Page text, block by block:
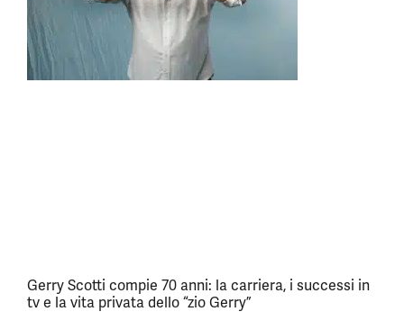
Gerry Scotti compie 70 anni: la carriera, i successi in
tv e la vita privata dello “zio Gerry”